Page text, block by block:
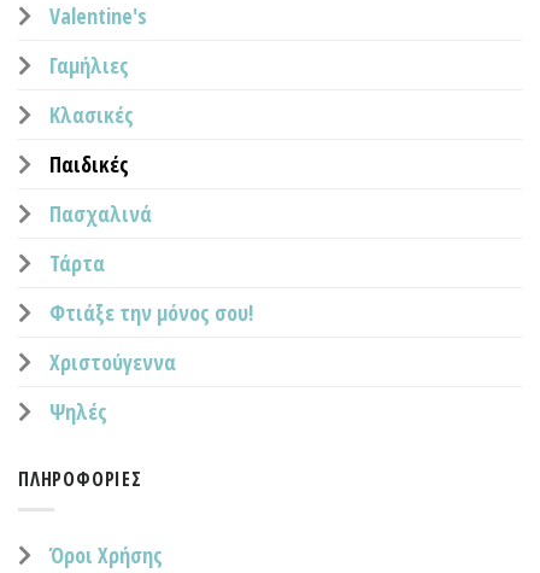
Valentine's
Γαμήλιες
Κλασικές
Παιδικές
Πασχαλινά
Τάρτα
Φτιάξε την μόνος σου!
Χριστούγεννα
Ψηλές
ΠΛΗΡΟΦΟΡΊΕΣ
Όροι Χρήσης